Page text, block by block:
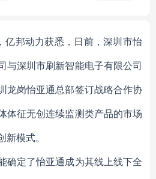
亿邦动力获悉，日前，深圳市怡
与深圳市刷新智能电子有限公司
龙岗怡亚通总部签订战略合作协
体征无创连续监测类产品的市场
模式。
确定了怡亚通成为其线上线下全